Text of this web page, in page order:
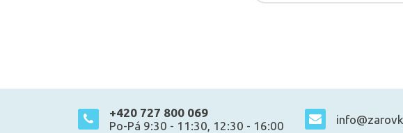
+420 727 800 069
Po-Pá 9:30 - 11:30, 12:30 - 16:00